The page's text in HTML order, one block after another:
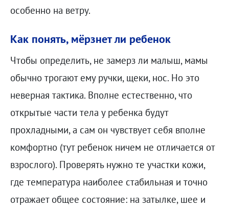
особенно на ветру.
Как понять, мёрзнет ли ребенок
Чтобы определить, не замерз ли малыш, мамы
обычно трогают ему ручки, щеки, нос. Но это
неверная тактика. Вполне естественно, что
открытые части тела у ребенка будут
прохладными, а сам он чувствует себя вполне
комфортно (тут ребенок ничем не отличается от
взрослого). Проверять нужно те участки кожи,
где температура наиболее стабильная и точно
отражает общее состояние: на затылке, шее и